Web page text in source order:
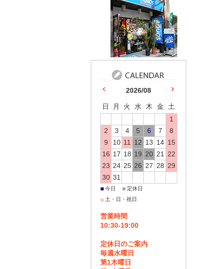
2026/08
日 月 火 水 木 金
土
1
2
3 4 5 6 7
8
9
10 11 12 13 14 15
16 17 18 19 20 21
22
23 24 25 26 27 28 29
30 31
■ 今日 ■ 定休日
■ 土・日・祝日
営業時間
10:30-19:00
定休日のご案内
毎週水曜日
第1木曜日